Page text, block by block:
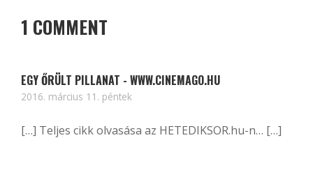
1 COMMENT
EGY ŐRÜLT PILLANAT - WWW.CINEMAGO.HU
2016. március 11. péntek
[…] Teljes cikk olvasása az HETEDIKSOR.hu-n… […]